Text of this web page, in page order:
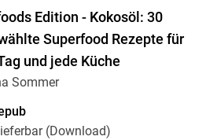
Edition - Kokosöl: 30
Superfood Rezepte für
und jede Küche
Sommer
(Download)